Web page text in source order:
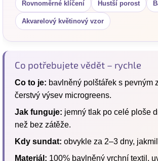
Rovnoměrné klíčení Hustší porost
Akvarelový květinový vzor
Co potřebujete vědět – rychle
Co to je: bavlněný polštářek s pevným
čerstvý výsev microgreens.
Jak funguje: jemný tlak po celé ploše
než bez zátěže.
Kdy sundat: obvykle za 2–3 dny,
Materiál: 100% bavlněný vrchní textil,